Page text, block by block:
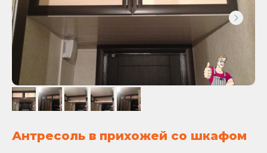
Антресоль в прихожей со шкафом